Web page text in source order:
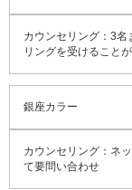
カウンセリング：3名
リングを受けること
銀座カラー
カウンセリング：ネ
て要問い合わせ